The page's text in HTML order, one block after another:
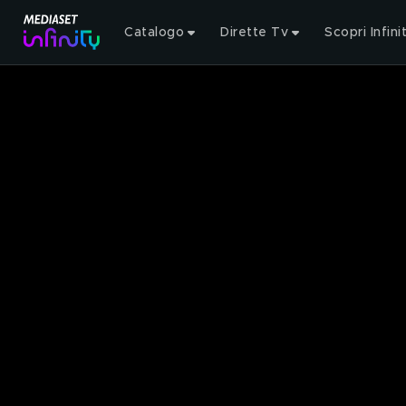
Catalogo Dirette Tv Scopri